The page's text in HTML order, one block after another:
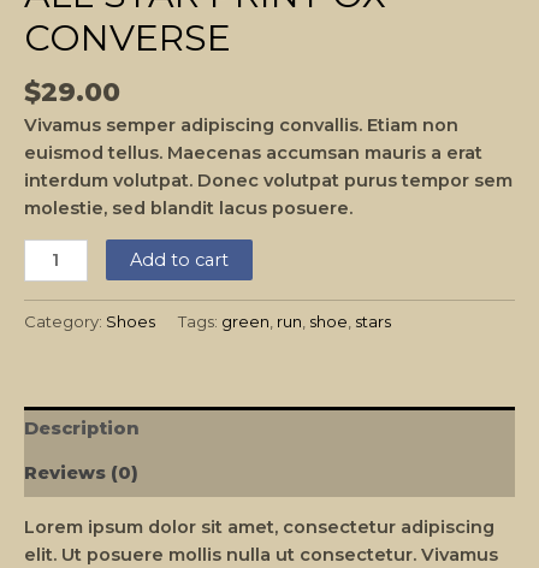
CONVERSE
$29.00
Vivamus semper adipiscing convallis. Etiam non
euismod tellus. Maecenas accumsan mauris a erat
interdum volutpat. Donec volutpat purus tempor sem
molestie, sed blandit lacus posuere.
Add to cart
Category: Shoes Tags: green, run, shoe, stars
Description
Reviews (0)
Lorem ipsum dolor sit amet, consectetur adipiscing
elit. Ut posuere mollis nulla ut consectetur. Vivamus